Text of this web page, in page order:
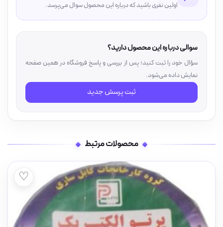
اولین نفری باشید که درباره این محصول سوال می‌پرسد.
سوالی درباره این محصول دارید؟
سؤال خود را ثبت کنید؛ پس از بررسی و پاسخ فروشگاه در همین صفحه
نمایش داده می‌شود.
ثبت پرسش جدید
محصولات مرتبط
♡